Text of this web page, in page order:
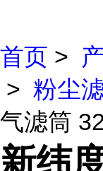
首页 >
> 粉尘
气滤筒
新纬